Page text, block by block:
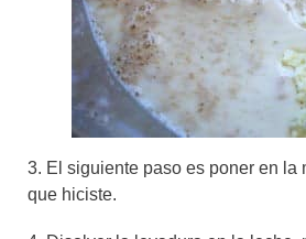
3. El siguiente paso es poner en la
que hiciste.